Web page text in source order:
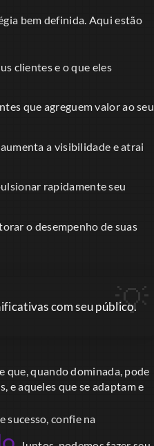
bem definida. Aqui estão
clientes e o que eles
que agreguem valor ao seu
a visibilidade e atrai
rapidamente seu
o desempenho de suas
com seu público.
que, quando dominada, pode
e aqueles que se adaptam e
sucesso, confie na